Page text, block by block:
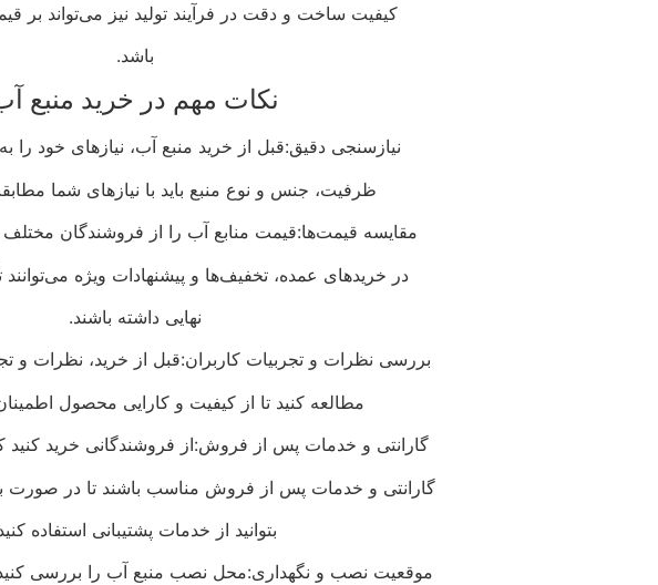
کیفیت ساخت و دقت در فرآیند تولید نیز می‌تواند بر
باشد.
نکات مهم در خرید منبع
نیازسنجی دقیق:قبل از خرید منبع آب، نیازهای خود را
ظرفیت، جنس و نوع منبع باید با نیازهای شما
مقایسه قیمت‌ها:قیمت منابع آب را از فروشندگان مختلف
در خریدهای عمده، تخفیف‌ها و پیشنهادات ویژه می‌توانند
نهایی داشته باشند.
بررسی نظرات و تجربیات کاربران:قبل از خرید، نظرات و
مطالعه کنید تا از کیفیت و کارایی محصول
گارانتی و خدمات پس از فروش:از فروشندگانی خرید کنید
گارانتی و خدمات پس از فروش مناسب باشند تا در صورت
بتوانید از خدمات پشتیبانی استفاده
موقعیت نصب و نگهداری:محل نصب منبع آب را بررسی